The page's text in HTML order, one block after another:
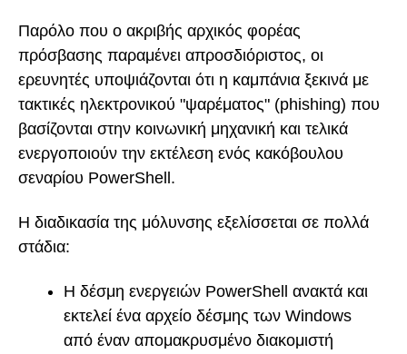
Παρόλο που ο ακριβής αρχικός φορέας
πρόσβασης παραμένει απροσδιόριστος, οι
ερευνητές υποψιάζονται ότι η καμπάνια ξεκινά με
τακτικές ηλεκτρονικού "ψαρέματος" (phishing) που
βασίζονται στην κοινωνική μηχανική και τελικά
ενεργοποιούν την εκτέλεση ενός κακόβουλου
σεναρίου PowerShell.
Η διαδικασία της μόλυνσης εξελίσσεται σε πολλά
στάδια:
Η δέσμη ενεργειών PowerShell ανακτά και
εκτελεί ένα αρχείο δέσμης των Windows
από έναν απομακρυσμένο διακομιστή